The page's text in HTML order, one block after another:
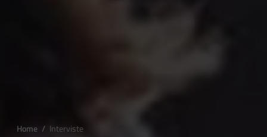
Home / Interviste